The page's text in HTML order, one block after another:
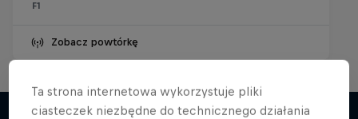
F1
Zobacz powtórkę
Red Bull Racing Road Trips
Ta strona internetowa wykorzystuje pliki
ciasteczek niezbędne do technicznego działania